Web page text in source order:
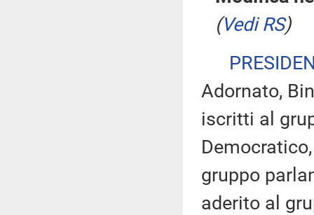
(Vedi RS)
Adornato,
iscritti al
gruppo
aderito al